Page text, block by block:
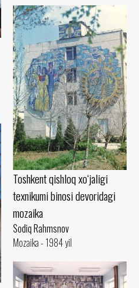
Toshkent qishloq xo‘jaligi
texnikumi binosi devoridagi
mozaika
Sodiq Rahmsnov
Mozaika - 1984 yil